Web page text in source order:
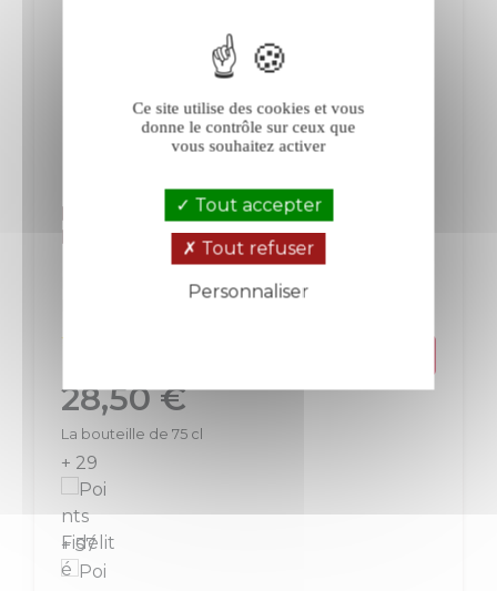
Mas Jullien Les Derniers Etats d'Âme
blanc 2025
IGP Pays d'Hérault
Languedoc-Roussillon
Prix
28,50 €
La bouteille de 75 cl
+ 29
+ 57
Ce site utilise des cookies et vous
donne le contrôle sur ceux que
vous souhaitez activer
Tout accepter
Tout refuser
Personnaliser